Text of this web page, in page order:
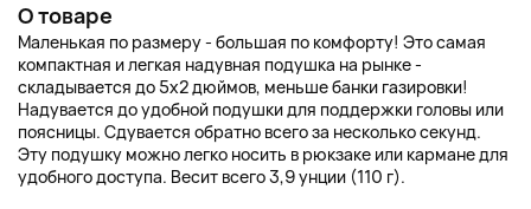
О товаре
Маленькая по размеру - большая по комфорту! Это самая
компактная и легкая надувная подушка на рынке -
складывается до 5x2 дюймов, меньше банки газировки!
Надувается до удобной подушки для поддержки головы или
поясницы. Сдувается обратно всего за несколько секунд.
Эту подушку можно легко носить в рюкзаке или кармане для
удобного доступа. Весит всего 3,9 унции (110 г).